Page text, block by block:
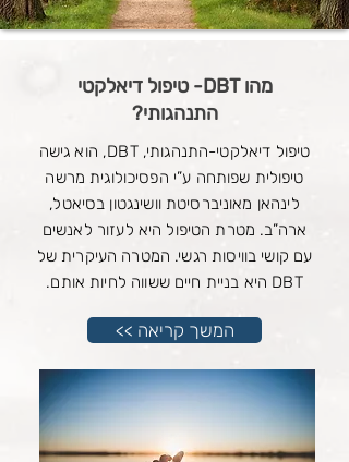
מהו DBT- טיפול דיאלקטי
התנהגותי?
טיפול דיאלקטי-התנהגותי, DBT, הוא גישה
טיפולית שפותחה ע”י הפסיכולוגית מרשה
לינהאן מאוניברסיטת וושינגטון בסיאטל,
ארה”ב. מטרת הטיפול היא לעזור לאנשים
עם קושי בוויסות רגשי.​ המטרה העיקרית של
DBT היא בניית חיים ששווה לחיות אותם.
<< המשך קריאה